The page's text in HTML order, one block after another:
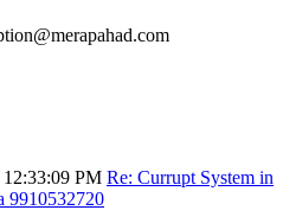
PM Re: Currupt System in
9910532720